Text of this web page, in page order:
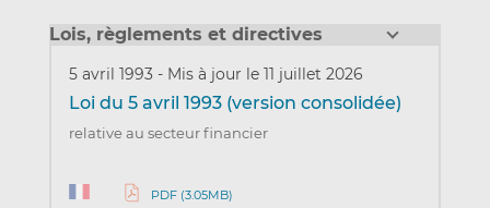
Lois, règlements et directives
5 avril 1993 - Mis à jour le 11 juillet 2026
Loi du 5 avril 1993 (version consolidée)
relative au secteur financier
PDF (3.05MB)